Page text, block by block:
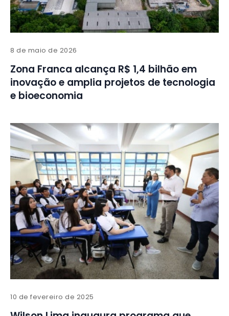
8 de maio de 2026
Zona Franca alcança R$ 1,4 bilhão em
inovação e amplia projetos de tecnologia
e bioeconomia
10 de fevereiro de 2025